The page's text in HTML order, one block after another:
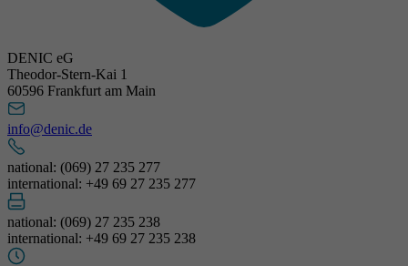
DENIC eG
Theodor-Stern-Kai 1
60596 Frankfurt am Main
info@denic.de
national: (069) 27 235 277
international: +49 69 27 235 277
national: (069) 27 235 238
international: +49 69 27 235 238